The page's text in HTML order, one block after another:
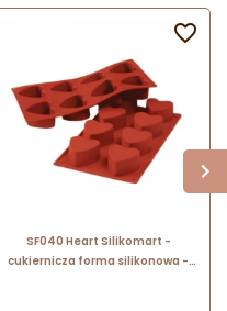
SF040 Heart Silikomart -
cukiernicza forma silikonowa -
